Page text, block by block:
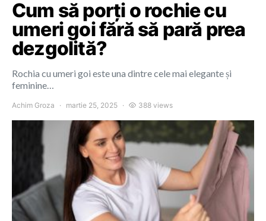
Cum să porți o rochie cu
umeri goi fără să pară prea
dezgolită?
Rochia cu umeri goi este una dintre cele mai elegante și
feminine…
Achim Groza martie 25, 2025 388 views